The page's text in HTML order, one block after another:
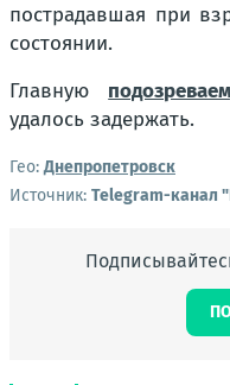
пострадавшая при
состоянии.
Главную
удалось задержать.
Гео:Днепропетровск
Источник: Telegram-канал